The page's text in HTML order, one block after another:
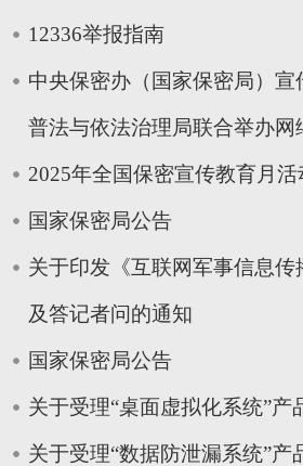
12336举报指南
中央保密办（国家保密局）宣
普法与依法治理局联合举办
2025年全国保密宣传教育月活
国家保密局公告
关于印发《互联网军事信息传
及答记者问的通知
国家保密局公告
关于受理“桌面虚拟化系统”产
关于受理“数据防泄漏系统”产